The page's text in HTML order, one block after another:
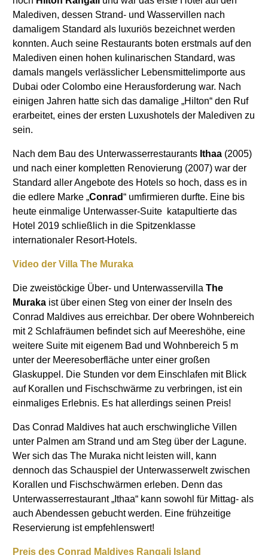
Malediven, dessen Strand- und Wasservillen nach
damaligem Standard als luxuriös bezeichnet werden
konnten. Auch seine Restaurants boten erstmals auf den
Malediven einen hohen kulinarischen Standard, was
damals mangels verlässlicher Lebensmittelimporte aus
Dubai oder Colombo eine Herausforderung war. Nach
einigen Jahren hatte sich das damalige „Hilton“ den Ruf
erarbeitet, eines der ersten Luxushotels der Malediven zu
sein.
Nach dem Bau des Unterwasserrestaurants Ithaa (2005)
und nach einer kompletten Renovierung (2007) war der
Standard aller Angebote des Hotels so hoch, dass es in
die edlere Marke „Conrad“ umfirmieren durfte. Eine bis
heute einmalige Unterwasser-Suite katapultierte das
Hotel 2019 schließlich in die Spitzenklasse
internationaler Resort-Hotels.
Video der Villa The Muraka
Die zweistöckige Über- und Unterwasservilla The
Muraka ist über einen Steg von einer der Inseln des
Conrad Maldives aus erreichbar. Der obere Wohnbereich
mit 2 Schlafräumen befindet sich auf Meereshöhe, eine
weitere Suite mit eigenem Bad und Wohnbereich 5 m
unter der Meeresoberfläche unter einer großen
Glaskuppel. Die Stunden vor dem Einschlafen mit Blick
auf Korallen und Fischschwärme zu verbringen, ist ein
einmaliges Erlebnis. Es hat allerdings seinen Preis!
Das Conrad Maldives hat auch erschwingliche Villen
unter Palmen am Strand und am Steg über der Lagune.
Wer sich das The Muraka nicht leisten will, kann
dennoch das Schauspiel der Unterwasserwelt zwischen
Korallen und Fischschwärmen erleben. Denn das
Unterwasserrestaurant „Ithaa“ kann sowohl für Mittag- als
auch Abendessen gebucht werden. Eine frühzeitige
Reservierung ist empfehlenswert!
Preis des Conrad Maldives Rangali Island